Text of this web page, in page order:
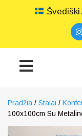
Pradžia / Stalai /
100x100cm Su